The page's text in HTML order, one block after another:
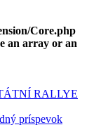
Core.php
an array or an
RALLYE
príspevok